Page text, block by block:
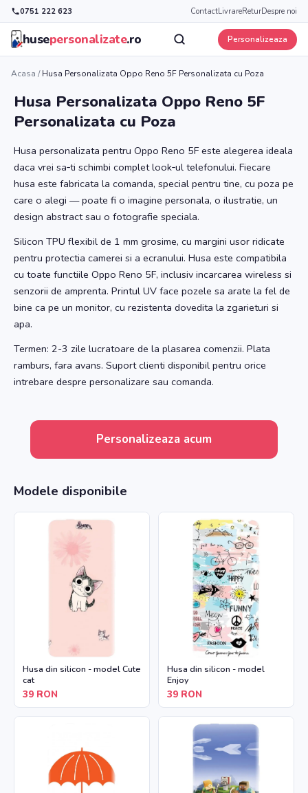
0751 222 623 ContactLivrareReturDespre noi
husepersonalizate.ro Personalizeaza
Acasa /Husa Personalizata Oppo Reno 5F Personalizata cu Poza
Husa Personalizata Oppo Reno 5F
Personalizata cu Poza
Husa personalizata pentru Oppo Reno 5F este alegerea ideala
daca vrei sa‑ti schimbi complet look‑ul telefonului. Fiecare
husa este fabricata la comanda, special pentru tine, cu poza pe
care o alegi — poate fi o imagine personala, o ilustratie, un
design abstract sau o fotografie speciala.
Silicon TPU flexibil de 1 mm grosime, cu margini usor ridicate
pentru protectia camerei si a ecranului. Husa este compatibila
cu toate functiile Oppo Reno 5F, inclusiv incarcarea wireless si
senzorii de amprenta. Printul UV face pozele sa arate la fel de
bine ca pe un monitor, cu rezistenta dovedita la zgarieturi si
apa.
Termen: 2-3 zile lucratoare de la plasarea comenzii. Plata
ramburs, fara avans. Suport clienti disponibil pentru orice
intrebare despre personalizare sau comanda.
Personalizeaza acum
Modele disponibile
Husa din silicon - model Cute
cat
39 RON
Husa din silicon - model
Enjoy
39 RON